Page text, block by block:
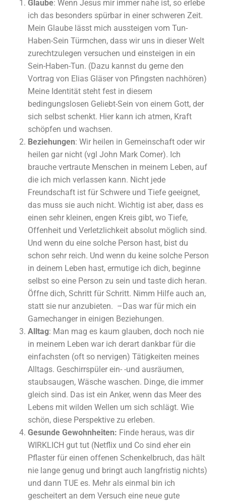
Glaube: Wenn Jesus mir immer nahe ist, so erlebe
ich das besonders spürbar in einer schweren Zeit.
Mein Glaube lässt mich aussteigen vom Tun-
Haben-Sein Türmchen, dass wir uns in dieser Welt
zurechtzulegen versuchen und einsteigen in ein
Sein-Haben-Tun. (Dazu kannst du gerne den
Vortrag von Elias Gläser von Pfingsten nachhören)
Meine Identität steht fest in diesem
bedingungslosen Geliebt-Sein von einem Gott, der
sich selbst schenkt. Hier kann ich atmen, Kraft
schöpfen und wachsen.
Beziehungen: Wir heilen in Gemeinschaft oder wir
heilen gar nicht (vgl John Mark Comer). Ich
brauche vertraute Menschen in meinem Leben, auf
die ich mich verlassen kann. Nicht jede
Freundschaft ist für Schwere und Tiefe geeignet,
das muss sie auch nicht. Wichtig ist aber, dass es
einen sehr kleinen, engen Kreis gibt, wo Tiefe,
Offenheit und Verletzlichkeit absolut möglich sind.
Und wenn du eine solche Person hast, bist du
schon sehr reich. Und wenn du keine solche Person
in deinem Leben hast, ermutige ich dich, beginne
selbst so eine Person zu sein und taste dich heran.
Öffne dich, Schritt für Schritt. Nimm Hilfe auch an,
statt sie nur anzubieten. –Das war für mich ein
Gamechanger in einigen Beziehungen.
Alltag: Man mag es kaum glauben, doch noch nie
in meinem Leben war ich derart dankbar für die
einfachsten (oft so nervigen) Tätigkeiten meines
Alltags. Geschirrspüler ein- -und ausräumen,
staubsaugen, Wäsche waschen. Dinge, die immer
gleich sind. Das ist ein Anker, wenn das Meer des
Lebens mit wilden Wellen um sich schlägt. Wie
schön, diese Perspektive zu erleben.
Gesunde Gewohnheiten: Finde heraus, was dir
WIRKLICH gut tut (Netflix und Co sind eher ein
Pflaster für einen offenen Schenkelbruch, das hält
nie lange genug und bringt auch langfristig nichts)
und dann TUE es. Mehr als einmal bin ich
gescheitert an dem Versuch eine neue gute